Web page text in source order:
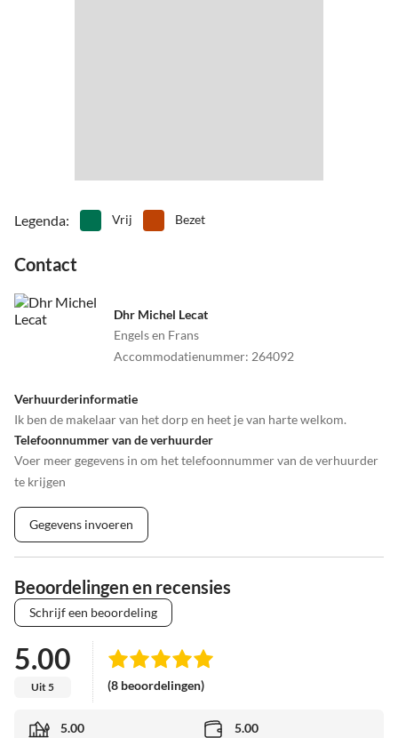
Legenda: Vrij Bezet
Contact
Dhr Michel Lecat
Engels en Frans
Accommodatienummer: 264092
Verhuurderinformatie
Ik ben de makelaar van het dorp en heet je van harte welkom.
Telefoonnummer van de verhuurder
Voer meer gegevens in om het telefoonnummer van de verhuurder
te krijgen
Gegevens invoeren
Beoordelingen en recensies
Schrijf een beoordeling
5.00
Uit 5 (8 beoordelingen)
5.00 5.00